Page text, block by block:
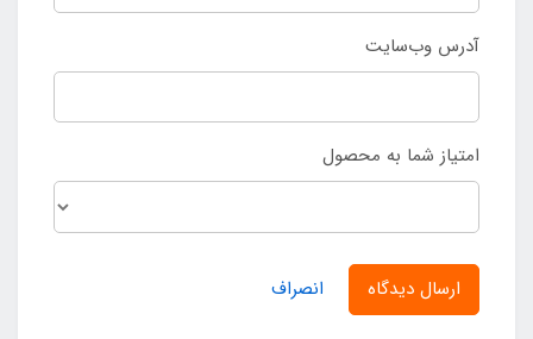
آدرس وب‌سایت
امتیاز شما به محصول
ارسال دیدگاه انصراف